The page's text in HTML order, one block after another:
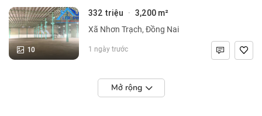
10
332 triệu · 3,200 m²
Xã Nhơn Trạch, Đồng Nai
1 ngày trước
Mở rộng